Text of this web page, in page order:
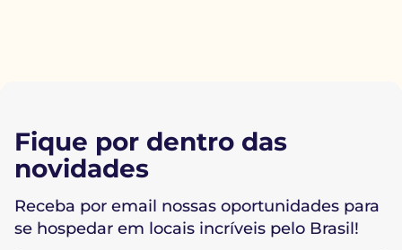
Fique por dentro das
novidades
Receba por email nossas oportunidades para
se hospedar em locais incríveis pelo Brasil!